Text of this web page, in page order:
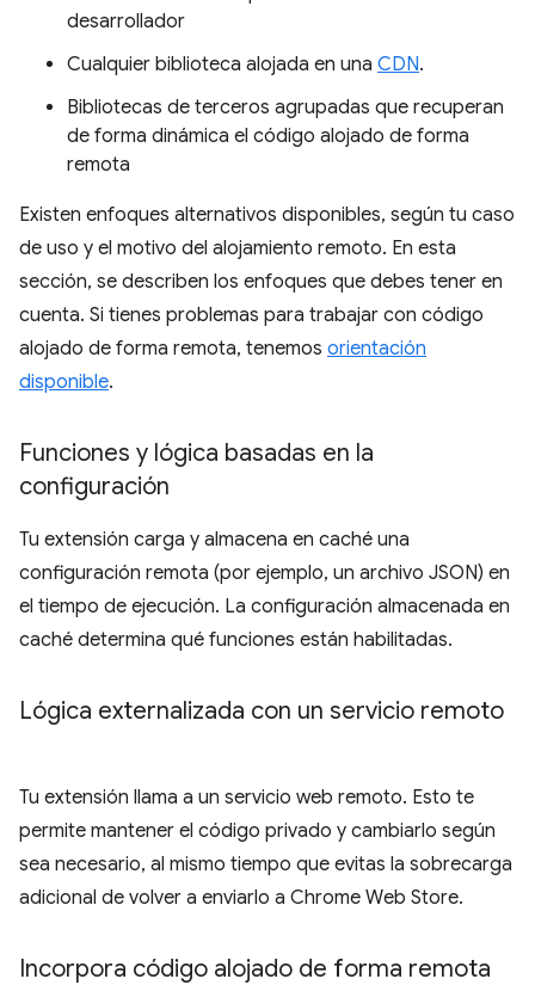
desarrollador
Cualquier biblioteca alojada en una CDN.
Bibliotecas de terceros agrupadas que recuperan
de forma dinámica el código alojado de forma
remota
Existen enfoques alternativos disponibles, según tu caso
de uso y el motivo del alojamiento remoto. En esta
sección, se describen los enfoques que debes tener en
cuenta. Si tienes problemas para trabajar con código
alojado de forma remota, tenemos orientación
disponible.
Funciones y lógica basadas en la
configuración
Tu extensión carga y almacena en caché una
configuración remota (por ejemplo, un archivo JSON) en
el tiempo de ejecución. La configuración almacenada en
caché determina qué funciones están habilitadas.
Lógica externalizada con un servicio remoto
Tu extensión llama a un servicio web remoto. Esto te
permite mantener el código privado y cambiarlo según
sea necesario, al mismo tiempo que evitas la sobrecarga
adicional de volver a enviarlo a Chrome Web Store.
Incorpora código alojado de forma remota